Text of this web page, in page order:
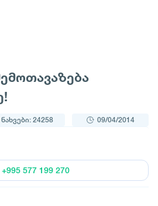
ნახვები: 24258 09/04/2014
+995 577 199 270